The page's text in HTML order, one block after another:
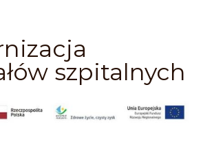
szpitalnych